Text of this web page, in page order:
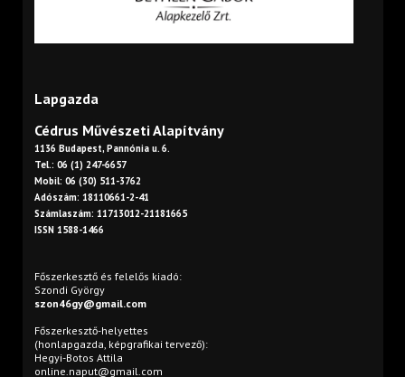
Lapgazda
Cédrus Művészeti Alapítvány
1136 Budapest, Pannónia u. 6.
Tel.: 06 (1) 247-6657
Mobil: 06 (30) 511-3762
Adószám: 18110661-2-41
Számlaszám: 11713012-21181665
ISSN 1588-1466
Főszerkesztő és felelős kiadó:
Szondi György
szon46gy@gmail.com
Főszerkesztő-helyettes
(honlapgazda, képgrafikai tervező):
Hegyi-Botos Attila
online.naput@gmail.com